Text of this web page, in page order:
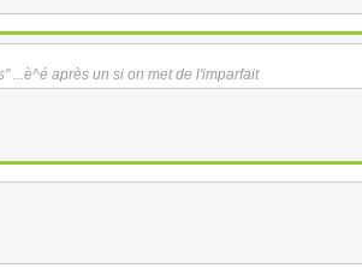
...è^é après un si on met de l'imparfait